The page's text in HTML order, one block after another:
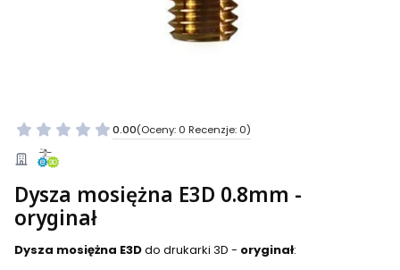
0.00(Oceny: 0 Recenzje: 0)
Dysza mosiężna E3D 0.8mm -
oryginał
Dysza mosiężna E3Ddo drukarki 3D - oryginał: